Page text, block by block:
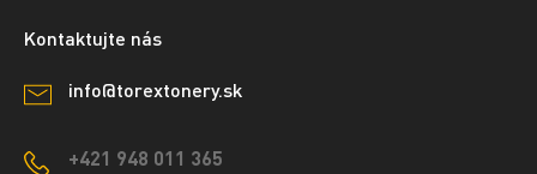
Kontaktujte nás
info@torextonery.sk
+421 948 011 365